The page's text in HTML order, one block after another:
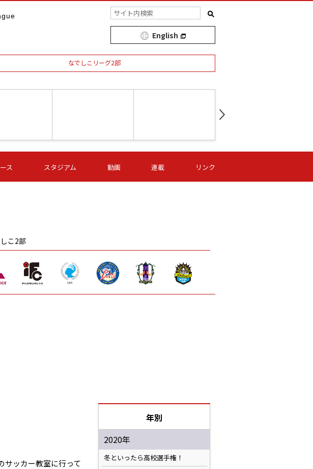
English
なでしこリーグ2部
いちご
-
第16節 09/06 (日) 15:00
-
第16節 09/06 (日) 15:00
- -
ス スタジアム 動画 連載 リンク
こ2部
サッカー教室に行って
年別
2020年
冬といったら高校選手権！